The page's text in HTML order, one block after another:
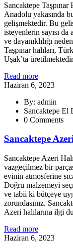
Sancaktepe Taşpınar
Anadolu yakasında
gelişmektedir. Bu
isteyenlerin sayısı da
ve dayanıklılığı
Taşpınar halıları,
Uşak’ta
Read more
Haziran 6, 2023
By: admin
Sancaktepe El
0 Comments
Sancaktepe
Sancaktepe Azeri
vazgeçilmez bir
evinin atmosferine
Doğru malzemeyi
ve tabii ki bütçeye
zorundasınız.
Azeri halılarına ilgi
Read more
Haziran 6, 2023